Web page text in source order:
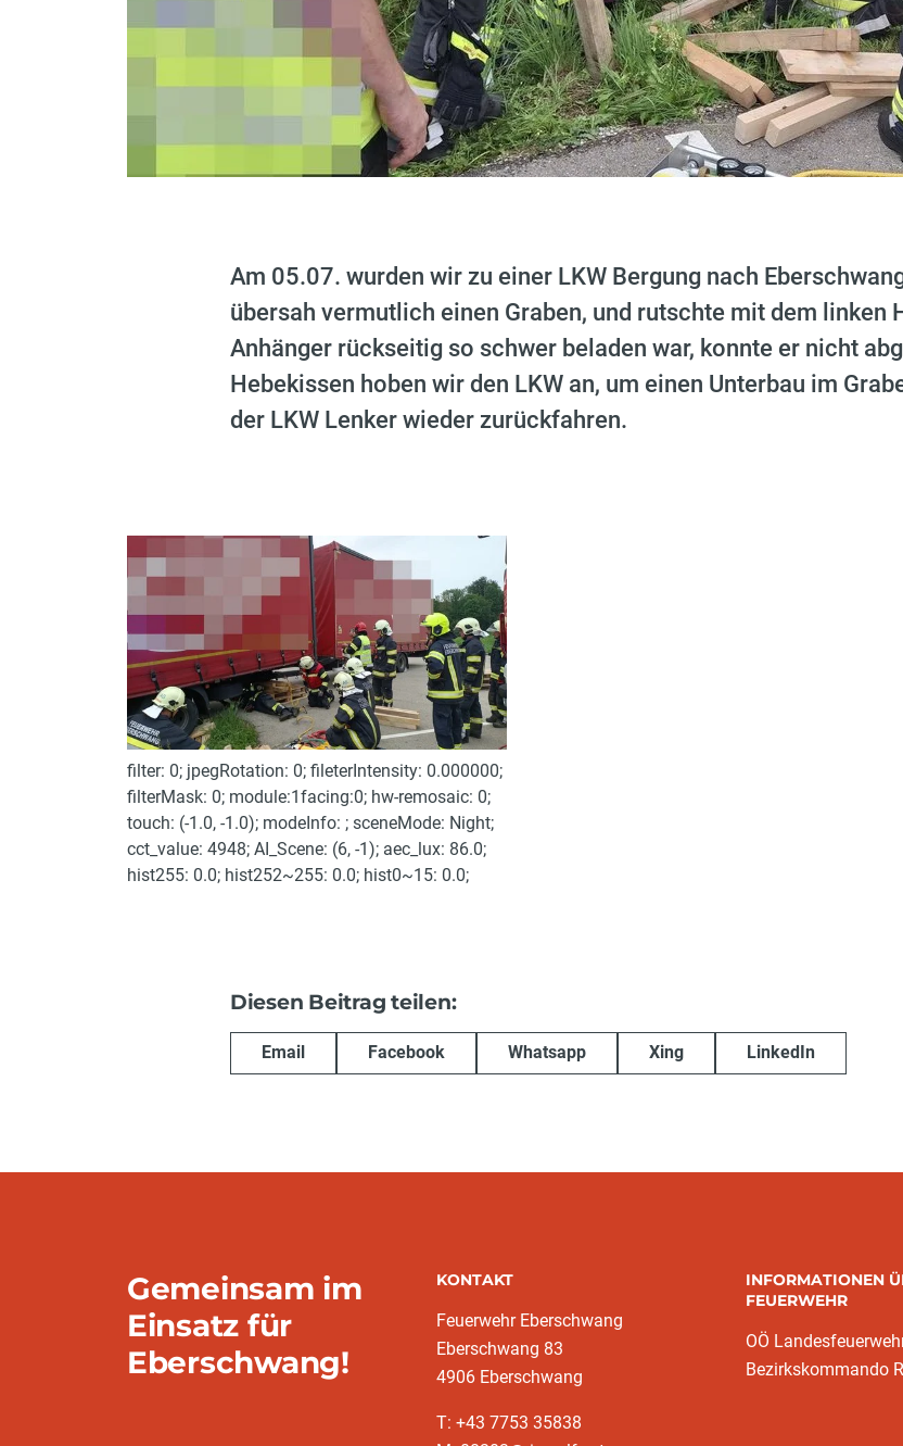
Am 05.07. wurden wir zu einer LKW Bergung nach
übersah vermutlich einen Graben, und rutschte mit dem linken
Anhänger rückseitig so schwer beladen war, konnte er nicht
Hebekissen hoben wir den LKW an, um einen Unterbau im
der LKW Lenker wieder zurückfahren.
filter: 0; jpegRotation: 0; fileterIntensity: 0.000000;
filterMask: 0; module:1facing:0; hw-remosaic: 0;
touch: (-1.0, -1.0); modeInfo: ; sceneMode: Night;
cct_value: 4948; AI_Scene: (6, -1); aec_lux: 86.0;
hist255: 0.0; hist252~255: 0.0; hist0~15: 0.0;
Diesen Beitrag teilen:
Email Facebook Whatsapp Xing LinkedIn
Gemeinsam im
Einsatz für
Eberschwang!
KONTAKT
Feuerwehr Eberschwang
Eberschwang 83
4906 Eberschwang
T: +43 7753 35838
INFORMATIONEN
FEUERWEHR
OÖ
Bezirkskommando